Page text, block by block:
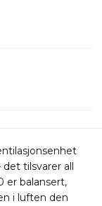
tilsvarer all
er balansert,
i luften den